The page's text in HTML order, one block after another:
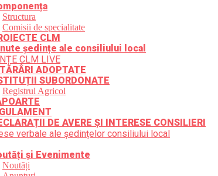
Structura
Comisii de specialitate
CLM
ședințe ale consiliului local
CLM LIVE
ADOPTATE
SUBORDONATE
Registrul Agricol
DE AVERE ȘI INTERESE CONSILIERI
verbale ale ședințelor consiliului local
și Evenimente
Noutăți